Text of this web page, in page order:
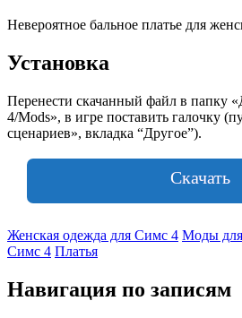
Невероятное бальное платье для
Установка
Перенести скачанный файл в папку
4/Mods», в игре поставить галочку
сценариев», вкладка “Другое”).
Скачать
Женская одежда для Симс 4 Моды
Симс 4 Платья
Навигация по записям